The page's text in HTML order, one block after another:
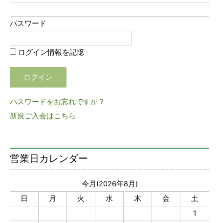
パスワード
ログイン情報を記憶
パスワードをお忘れですか？
新規ご入会はこちら
営業日カレンダー
今月(2026年8月)
日
月 火 水 木 金
土
1